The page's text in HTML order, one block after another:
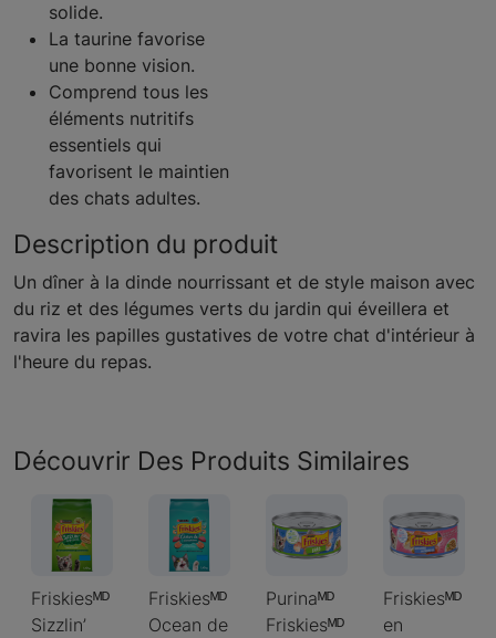
solide.
La taurine favorise
une bonne vision.
Comprend tous les
éléments nutritifs
essentiels qui
favorisent le maintien
des chats adultes.
Description du produit
Un dîner à la dinde nourrissant et de style maison avec
du riz et des légumes verts du jardin qui éveillera et
ravira les papilles gustatives de votre chat d'intérieur à
l'heure du repas.
Découvrir Des Produits Similaires
Friskiesᴹᴰ
Sizzlin’
Friskiesᴹᴰ
Ocean de
Purinaᴹᴰ
Friskiesᴹᴰ
Friskiesᴹᴰ
en